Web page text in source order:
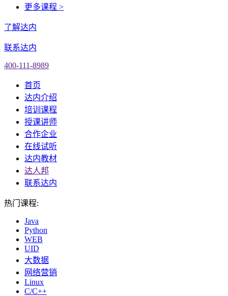
更多课程 >
了解达内
联系达内
400-111-8989
首页
达内介绍
培训课程
授课讲师
合作企业
在线试听
达内教材
达人邦
联系达内
热门课程:
Java
Python
WEB
UID
大数据
网络营销
Linux
C/C++